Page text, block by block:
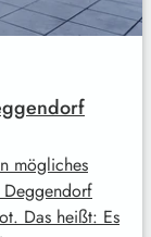
mögliches
Deggendorf
Das heißt: Es